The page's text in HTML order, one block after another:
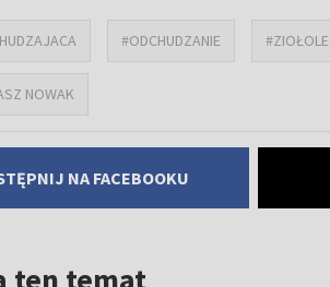
#ODCHUDZANIE
NOWAK
NA FACEBOOKU
ten temat